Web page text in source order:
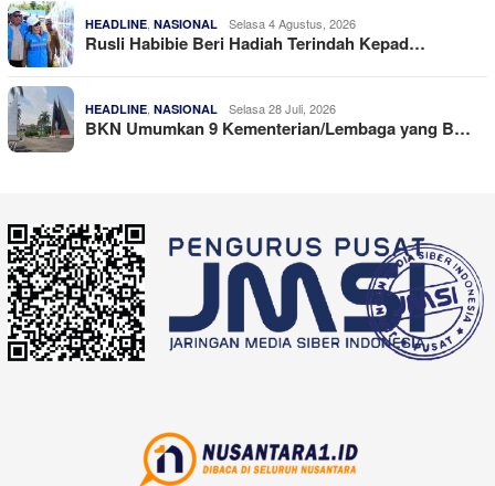
HEADLINE NASIONAL Selasa 4 Agustus, 2026
Rusli Habibie Beri Hadiah Terindah Kepad…
HEADLINE NASIONAL Selasa 28 Juli, 2026
BKN Umumkan 9 Kementerian/Lembaga yang B…